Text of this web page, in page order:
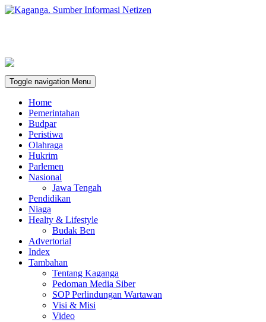
Toggle navigation Menu
Home
Pemerintahan
Budpar
Peristiwa
Olahraga
Hukrim
Parlemen
Nasional
Jawa Tengah
Pendidikan
Niaga
Healty & Lifestyle
Budak Ben
Advertorial
Index
Tambahan
Tentang Kaganga
Pedoman Media Siber
SOP Perlindungan Wartawan
Visi & Misi
Video